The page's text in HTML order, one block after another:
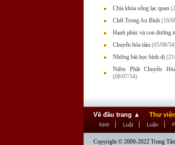
Chìa khóa sống lạc quan
Chết Trong An Bình (16/
Hạnh phúc và con đường
Chuyển hóa tâm (05/08/
Những bài học bình dị
Niệm Phật Chuyển
(08/07/54)
Về đầu trang ▲ Thư
Kinh Luật Luận
Copyright © 2009-2022 Trung